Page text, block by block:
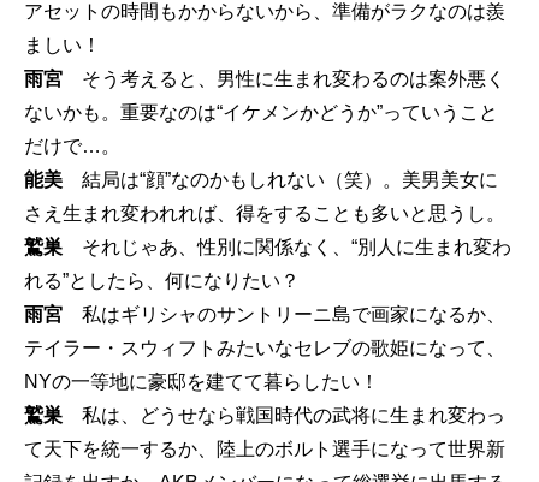
アセットの時間もかからないから、準備がラクなのは羨
ましい！
雨宮 そう考えると、男性に生まれ変わるのは案外悪く
ないかも。重要なのは“イケメンかどうか”っていうこと
だけで…。
能美 結局は“顔”なのかもしれない（笑）。美男美女に
さえ生まれ変われれば、得をすることも多いと思うし。
鷲巣 それじゃあ、性別に関係なく、“別人に生まれ変わ
れる”としたら、何になりたい？
雨宮 私はギリシャのサントリーニ島で画家になるか、
テイラー・スウィフトみたいなセレブの歌姫になって、
NYの一等地に豪邸を建てて暮らしたい！
鷲巣 私は、どうせなら戦国時代の武将に生まれ変わっ
て天下を統一するか、陸上のボルト選手になって世界新